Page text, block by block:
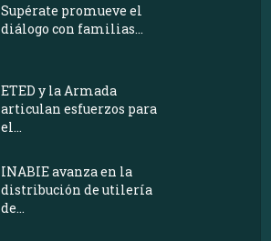
Supérate promueve el
diálogo con familias...
ETED y la Armada
articulan esfuerzos para
el...
INABIE avanza en la
distribución de utilería
de...